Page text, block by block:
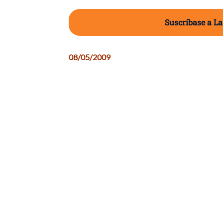
Suscríbase a
08/05/2009